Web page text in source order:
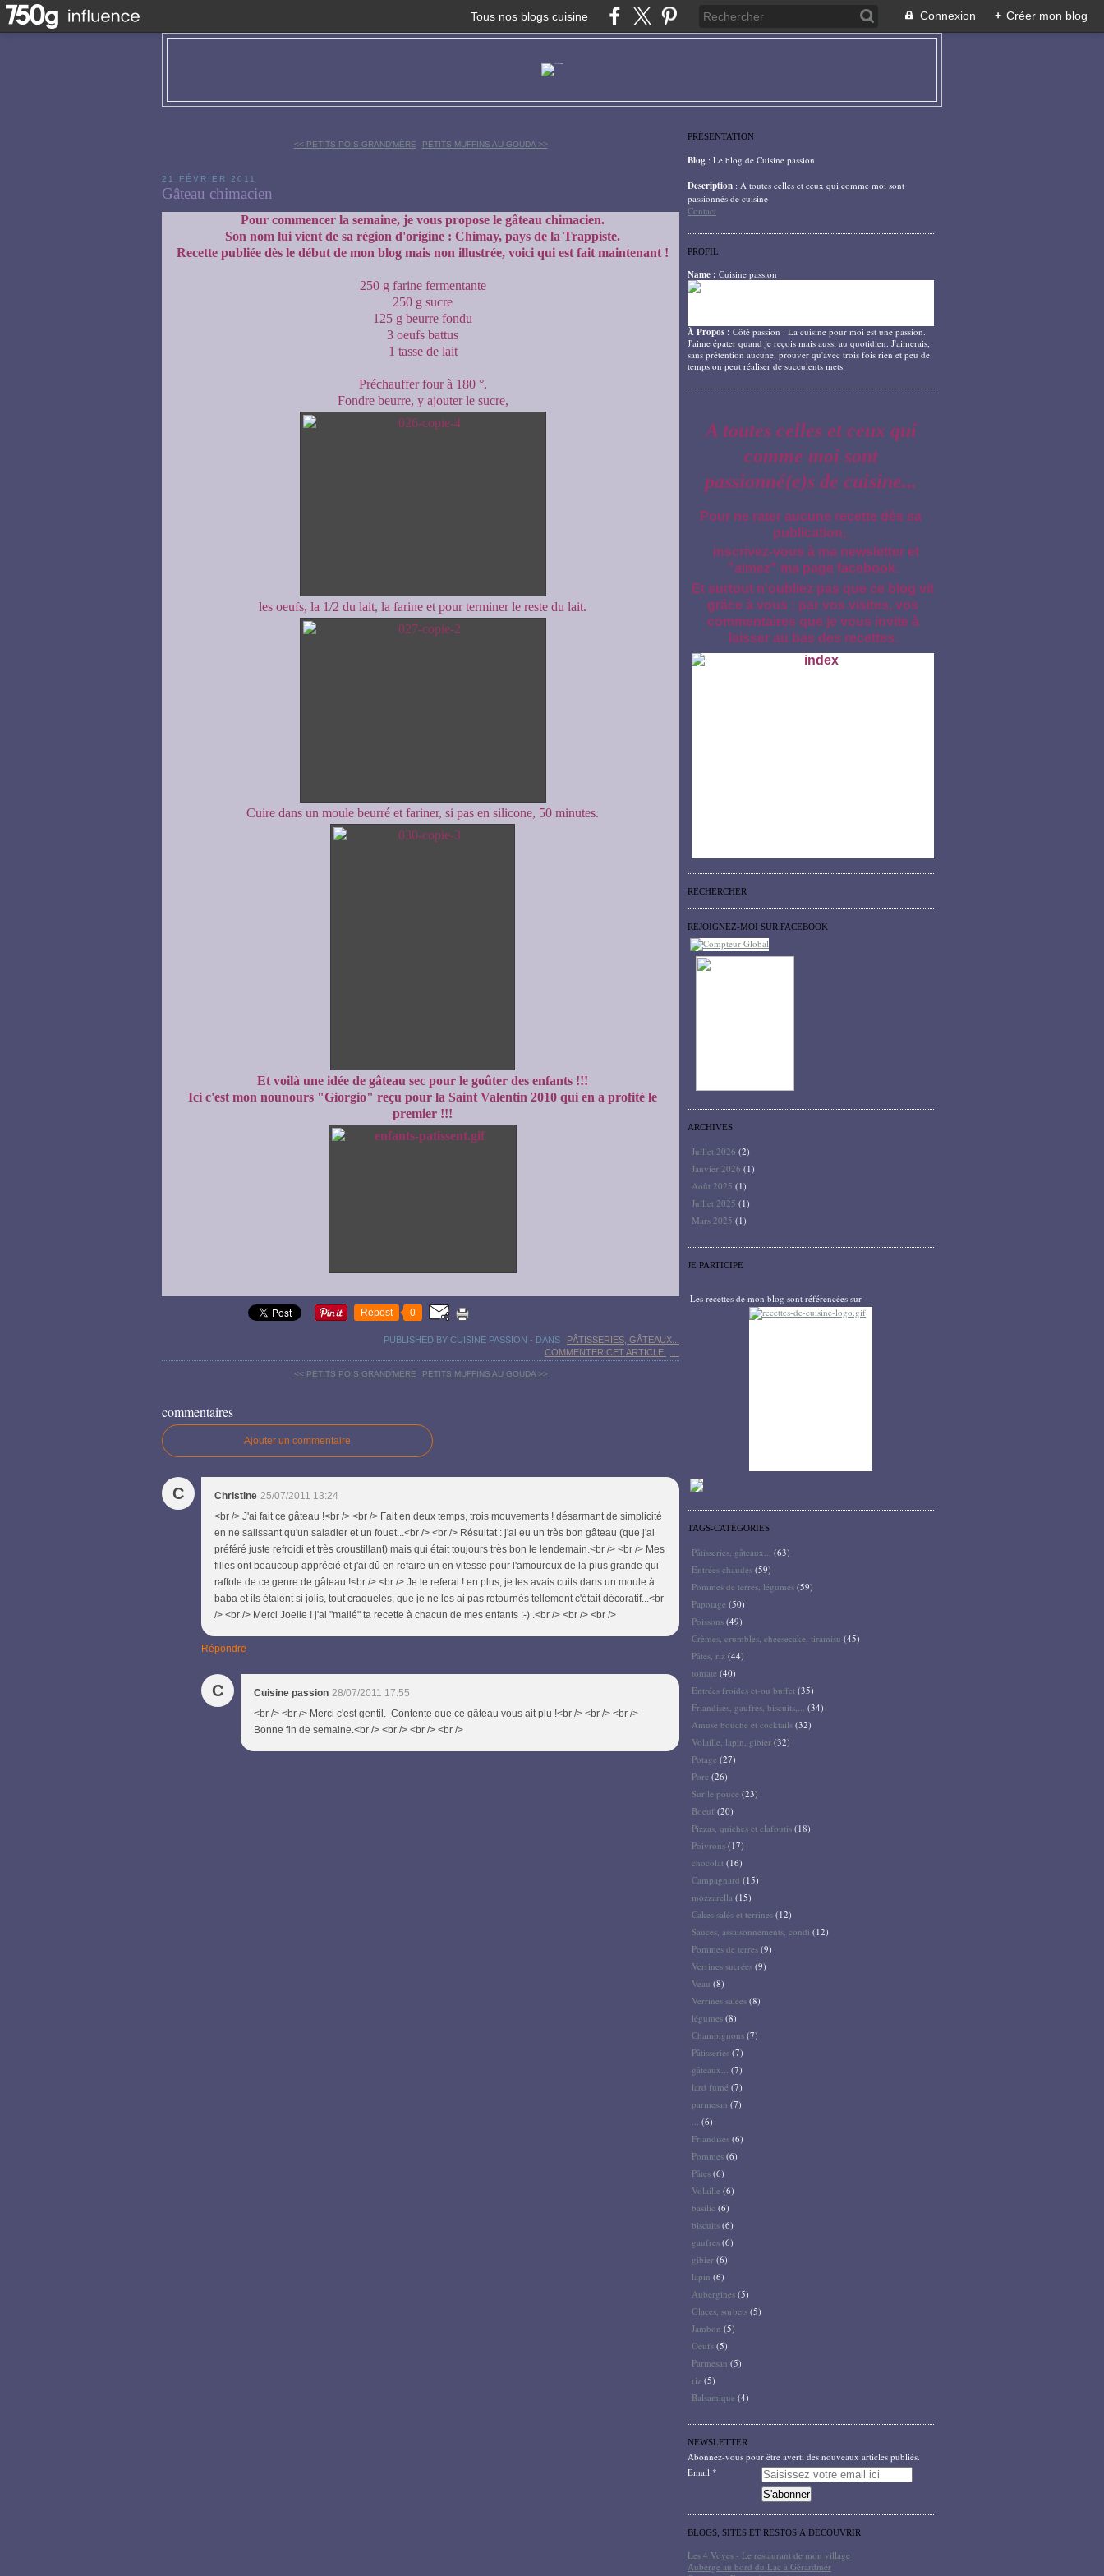
Tous nos blogs cuisine Connexion + Créer mon blog
<< PETITS POIS GRAND'MÈRE PETITS MUFFINS AU GOUDA >>
21 FÉVRIER 2011
Gâteau chimacien
Pour commencer la semaine, je vous propose le gâteau chimacien.
Son nom lui vient de sa région d'origine : Chimay, pays de la Trappiste.
Recette publiée dès le début de mon blog mais non illustrée, voici qui est fait maintenant !
250 g farine fermentante
250 g sucre
125 g beurre fondu
3 oeufs battus
1 tasse de lait
Préchauffer four à 180 °.
Fondre beurre, y ajouter le sucre,
les oeufs, la 1/2 du lait, la farine et pour terminer le reste du lait.
Cuire dans un moule beurré et fariner, si pas en silicone, 50 minutes.
Et voilà une idée de gâteau sec pour le goûter des enfants !!!
Ici c'est mon nounours "Giorgio" reçu pour la Saint Valentin 2010 qui en a profité le
premier !!!
Repost 0
PUBLISHED BY CUISINE PASSION - DANS
PÂTISSERIES, GÂTEAUX...
COMMENTER CET ARTICLE
<< PETITS POIS GRAND'MÈRE PETITS MUFFINS AU GOUDA >>
commentaires
Ajouter un commentaire
C Christine 25/07/2011 13:24
<br /> J'ai fait ce gâteau !<br /> <br /> Fait en deux temps, trois mouvements ! désarmant de simplicité
en ne salissant qu'un saladier et un fouet...<br /> <br /> Résultat : j'ai eu un très bon gâteau (que j'ai
préféré juste refroidi et très croustillant) mais qui était toujours très bon le lendemain.<br /> <br /> Mes
filles ont beaucoup apprécié et j'ai dû en refaire un en vitesse pour l'amoureux de la plus grande qui
raffole de ce genre de gâteau !<br /> <br /> Je le referai ! en plus, je les avais cuits dans un moule à
baba et ils étaient si jolis, tout craquelés, que je ne les ai pas retournés tellement c'était décoratif...<br
/> <br /> Merci Joelle ! j'ai "mailé" ta recette à chacun de mes enfants :-) .<br /> <br /> <br />
Répondre
C Cuisine passion 28/07/2011 17:55
<br /> <br /> Merci c'est gentil. Contente que ce gâteau vous ait plu !<br /> <br /> <br />
Bonne fin de semaine.<br /> <br /> <br /> <br />
PRÉSENTATION
Blog : Le blog de Cuisine passion
Description : A toutes celles et ceux qui comme moi sont
passionnés de cuisine
Contact
PROFIL
Name : Cuisine passion
À Propos : Côté passion : La cuisine pour moi est une passion.
J'aime épater quand je reçois mais aussi au quotidien. J'aimerais,
sans prétention aucune, prouver qu'avec trois fois rien et peu de
temps on peut réaliser de succulents mets.
A toutes celles et ceux qui
comme moi sont
passionné(e)s de cuisine...
Pour ne rater aucune recette dès sa
publication,
inscrivez-vous à ma newsletter et
"aimez" ma page facebook.
Et surtout n'oubliez pas que ce blog vit
grâce à vous : par vos visites, vos
commentaires que je vous invite à
laisser au bas des recettes.
RECHERCHER
REJOIGNEZ-MOI SUR FACEBOOK
ARCHIVES
Juillet 2026 (2)
Janvier 2026 (1)
Août 2025 (1)
Juillet 2025 (1)
Mars 2025 (1)
JE PARTICIPE
Les recettes de mon blog sont référencées sur
TAGS-CATÉGORIES
Pâtisseries, gâteaux... (63)
Entrées chaudes (59)
Pommes de terres, légumes (59)
Papotage (50)
Poissons (49)
Crèmes, crumbles, cheesecake, tiramisu (45)
Pâtes, riz (44)
tomate (40)
Entrées froides et-ou buffet (35)
Friandises, gaufres, biscuits,... (34)
Amuse bouche et cocktails (32)
Volaille, lapin, gibier (32)
Potage (27)
Porc (26)
Sur le pouce (23)
Boeuf (20)
Pizzas, quiches et clafoutis (18)
Poivrons (17)
chocolat (16)
Campagnard (15)
mozzarella (15)
Cakes salés et terrines (12)
Sauces, assaisonnements, condi (12)
Pommes de terres (9)
Verrines sucrées (9)
Veau (8)
Verrines salées (8)
légumes (8)
Champignons (7)
Pâtisseries (7)
gâteaux... (7)
lard fumé (7)
parmesan (7)
... (6)
Friandises (6)
Pommes (6)
Pâtes (6)
Volaille (6)
basilic (6)
biscuits (6)
gaufres (6)
gibier (6)
lapin (6)
Aubergines (5)
Glaces, sorbets (5)
Jambon (5)
Oeufs (5)
Parmesan (5)
riz (5)
Balsamique (4)
NEWSLETTER
Abonnez-vous pour être averti des nouveaux articles publiés.
Email
BLOGS, SITES ET RESTOS À DÉCOUVRIR
Les 4 Voyes - Le restaurant de mon village
Auberge au bord du Lac à Gérardmer